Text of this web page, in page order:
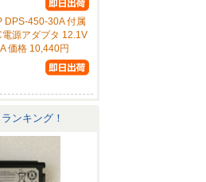
DPS-450-30A 付属
電源アダプタ 12.1V
価格 10,440円
ンキング！